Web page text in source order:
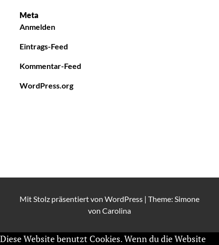
Meta
Anmelden
Eintrags-Feed
Kommentar-Feed
WordPress.org
Mit Stolz präsentiert von WordPress | Theme: Simone
von Carolina
Diese Website benutzt Cookies. Wenn du die Website